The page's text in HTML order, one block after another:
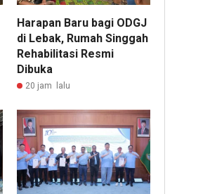
Harapan Baru bagi ODGJ
di Lebak, Rumah Singgah
Rehabilitasi Resmi
Dibuka
20 jam lalu